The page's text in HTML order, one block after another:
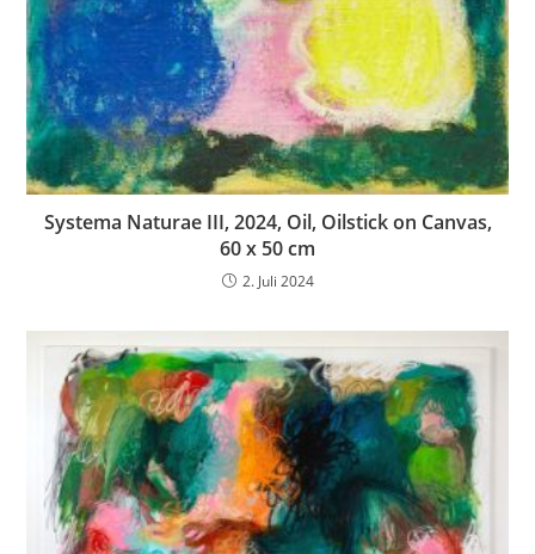
Systema Naturae III, 2024, Oil, Oilstick on Canvas,
60 x 50 cm
2. Juli 2024